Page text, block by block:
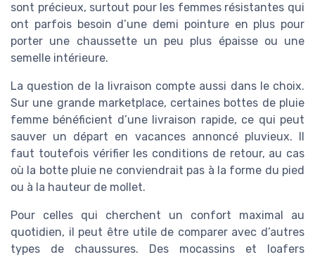
sont précieux, surtout pour les femmes résistantes qui
ont parfois besoin d’une demi pointure en plus pour
porter une chaussette un peu plus épaisse ou une
semelle intérieure.
La question de la livraison compte aussi dans le choix.
Sur une grande marketplace, certaines bottes de pluie
femme bénéficient d’une livraison rapide, ce qui peut
sauver un départ en vacances annoncé pluvieux. Il
faut toutefois vérifier les conditions de retour, au cas
où la botte pluie ne conviendrait pas à la forme du pied
ou à la hauteur de mollet.
Pour celles qui cherchent un confort maximal au
quotidien, il peut être utile de comparer avec d’autres
types de chaussures. Des mocassins et loafers